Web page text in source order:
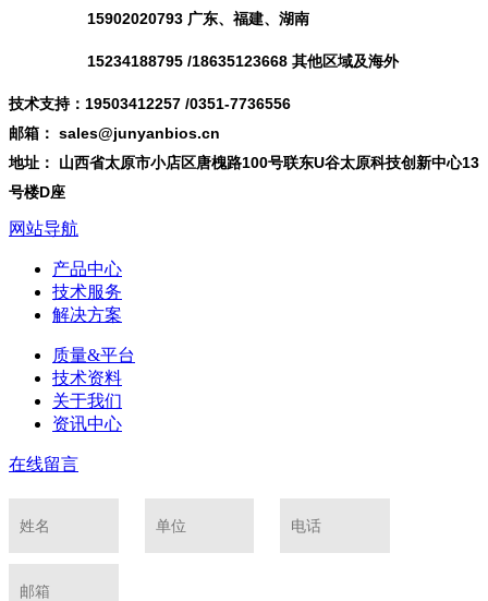
15902020793 广东、福建、湖南
15234188795 /18635123668 其他区域及海外
技术支持：19503412257 /0351-7736556
邮箱： sales@junyanbios.cn
地址： 山西省太原市小店区唐槐路100号联东U谷太原科技创新中心13
号楼D座
网站导航
产品中心
技术服务
解决方案
质量&平台
技术资料
关于我们
资讯中心
在线留言